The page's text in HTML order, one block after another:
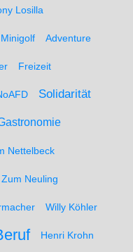
Losilla
Minigolf Adventure
Freizeit
Solidarität
Nettelbeck
Zum Neuling
Willy Köhler
Henri Krohn